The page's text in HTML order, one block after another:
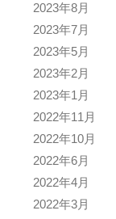
2023年8月
2023年7月
2023年5月
2023年2月
2023年1月
2022年11月
2022年10月
2022年6月
2022年4月
2022年3月